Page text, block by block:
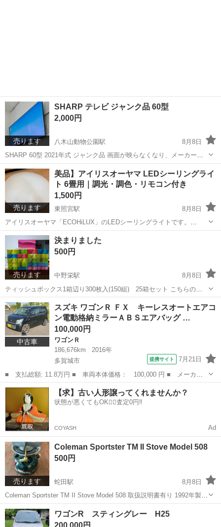
売ります
SHARP テレビ ジャンク品 60型
2,000円
八木山動物公園駅
8月8日
SHARP 60型 2021年式 ジャンク品 画面が映らなくなり、メーカーに
問い合わせしたところ 基盤が原因とのことでした 直してから使用くだ
さい 壁掛けにしていたのでテレビの足未使用であります 置き場所がな
宮城 名取市 八木山動物公園駅 テレビ
売ります
美品】アイリスオーヤマ LEDシーリングライ
ト 6畳用｜調光・調色・リモコン付き
1,500円
東照宮駅
8月8日
アイリスオーヤマ「ECOHiLUX」のLEDシーリングライトです。
CL6DL-5.0／6畳用で、明るさだけでなく光の色も調整できる便利なモ
デルです。 リモコン付きで、普段の照明として使いやすい一台です。
中古品ですが...
宮城 仙台市 東照宮駅
売ります
決まりました
500円
中野栄駅
8月8日
ティッシュボックス1箱辺り300枚入(150組) 25箱セット こちらのテ
ィッシュ箱のみでもお取引は可能ですが、他出品中の物と、出来れば
まとめてお買い求め頂ける方に、お譲りしたいと考えております！ お
まとめをご希望の方は...
宮城 多賀城市 中野栄駅
中古車
スズキ ワゴンＲ ＦＸ キーレスオートエアコ
ン電動格納ミラーＡＢＳエアバッグ …
100,000円
ワゴンＲ
186,676km
2016年
多賀城市
提携サイト 7月21日
■ 支払総額: 11.8万円 ■ 車両本体価格： 100,000 円 ■ メーカー
名： スズキ ■ 車種名： ワゴンＲ ■ グレード名： ＦＸ キー
レスオートエアコン電動格納ミラーＡＢＳエアバッグ ■ 排気量：
660cc...
宮城 多賀城市 ワゴンＲ
売ります
Coleman Sportster TM II Stove Model 508
500円
蛇田駅
8月8日
Coleman Sportster TM II Stove Model 508 取扱説明書有り 1992年製で
2〜3年前まで使用していましたが、ここ数年は使用する機会が減りま
したので出品しました。 必要とされる方がおりまし...
宮城 石巻市 蛇田駅
ワゴンR スティングレー H25
200,000円